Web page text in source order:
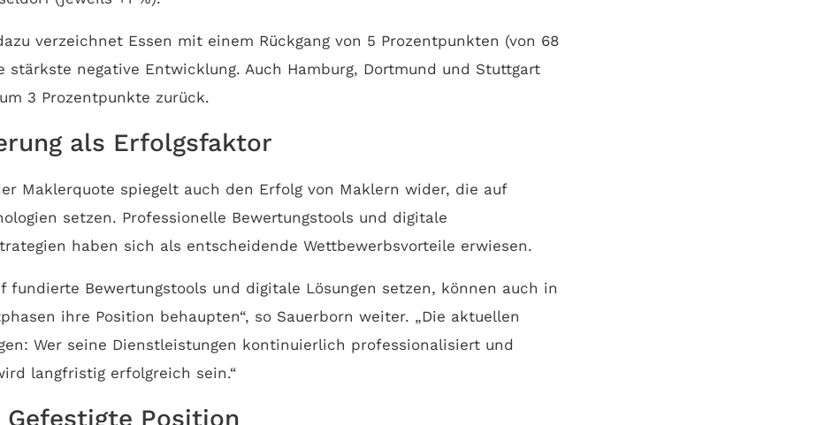
verzeichnet Essen mit einem Rückgang von 5 Prozentpunkten (von 68
stärkste negative Entwicklung. Auch Hamburg, Dortmund und Stuttgart
3 Prozentpunkte zurück.
als Erfolgsfaktor
Maklerquote spiegelt auch den Erfolg von Maklern wider, die auf
setzen. Professionelle Bewertungstools und digitale
haben sich als entscheidende Wettbewerbsvorteile erwiesen.
fundierte Bewertungstools und digitale Lösungen setzen, können auch in
ihre Position behaupten“, so Sauerborn weiter. „Die aktuellen
Wer seine Dienstleistungen kontinuierlich professionalisiert und
langfristig erfolgreich sein.“
Position